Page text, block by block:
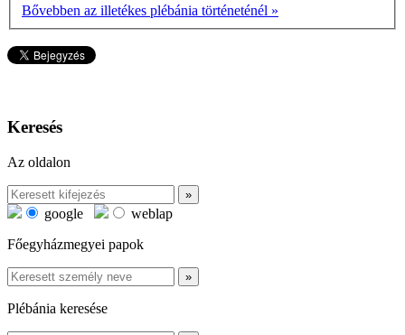
Bővebben az illetékes plébánia történeténél »
Keresés
Az oldalon
google
weblap
Főegyházmegyei papok
Plébánia keresése